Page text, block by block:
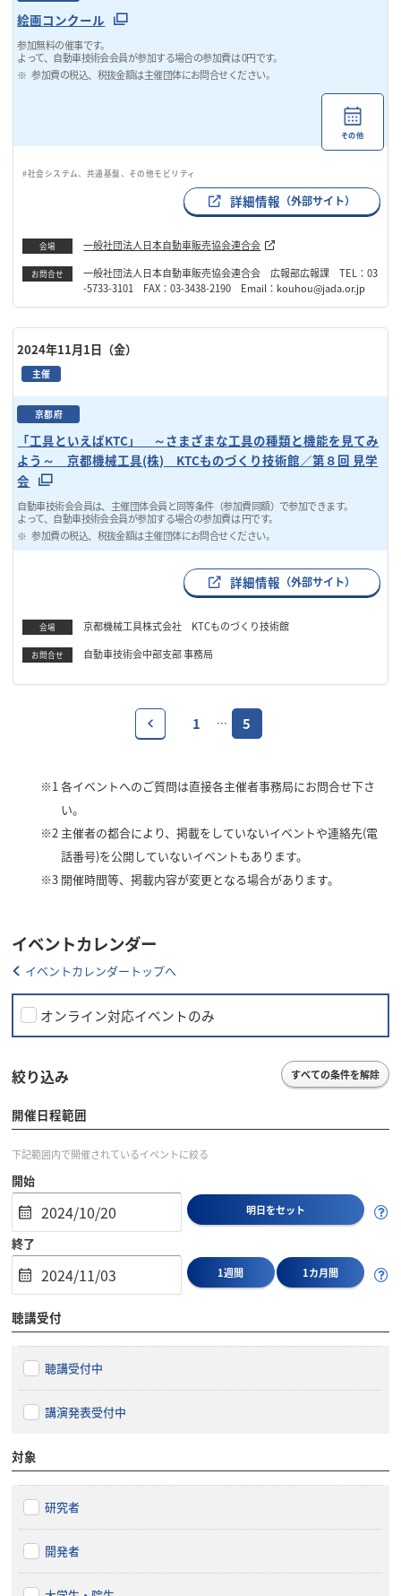
絵画コンクール
参加無料の催事です。
よって、自動車技術会会員が参加する場合の参加費は 0円です。
参加費の税込、税抜金額は主催団体にお問合せください。
その他
#社会システム、共通基盤、その他モビリティ
詳細情報 （外部サイト）
会場 一般社団法人日本自動車販売協会連合会
お問合せ
一般社団法人日本自動車販売協会連合会 広報部広報課 TEL：03
-5733-3101 FAX：03-3438-2190 Email：kouhou@jada.or.jp
2024年11月1日（金）
主催
京都府
「工具といえばKTC」 ～さまざまな工具の種類と機能を見てみ
よう～ 京都機械工具(株) KTCものづくり技術館／第８回 見学
会
自動車技術会会員は、主催団体会員と同等条件（参加費同額）で参加できます。
よって、自動車技術会会員が参加する場合の参加費は 円です。
参加費の税込、税抜金額は主催団体にお問合せください。
詳細情報 （外部サイト）
会場 京都機械工具株式会社 KTCものづくり技術館
お問合せ 自動車技術会中部支部 事務局
1 … 5
※1 各イベントへのご質問は直接各主催者事務局にお問合せ下さ
い。
※2 主催者の都合により、掲載をしていないイベントや連絡先(電
話番号)を公開していないイベントもあります。
※3 開催時間等、掲載内容が変更となる場合があります。
イベントカレンダー
イベントカレンダートップへ
オンライン対応イベントのみ
絞り込み すべての条件を解除
開催日程範囲
下記範囲内で開催されているイベントに絞る
開始
明日をセット
終了
1週間 1カ月間
聴講受付
聴講受付中
講演発表受付中
対象
研究者
開発者